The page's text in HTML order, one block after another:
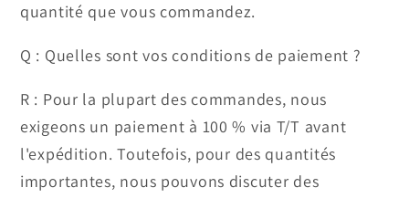
quantité que vous commandez.
Q : Quelles sont vos conditions de paiement ?
R : Pour la plupart des commandes, nous
exigeons un paiement à 100 % via T/T avant
l'expédition. Toutefois, pour des quantités
importantes, nous pouvons discuter des